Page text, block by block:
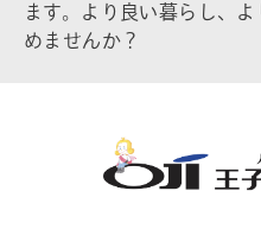
ます。より良い暮らし、
めませんか？